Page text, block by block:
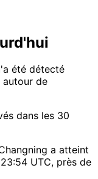
été détecté
autour de
dans les 30
a atteint
UTC, près de